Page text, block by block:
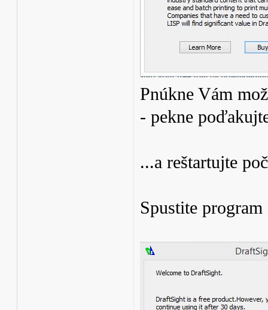
Pnúkne Vám
- pekne
...a reštartujte
Spustite